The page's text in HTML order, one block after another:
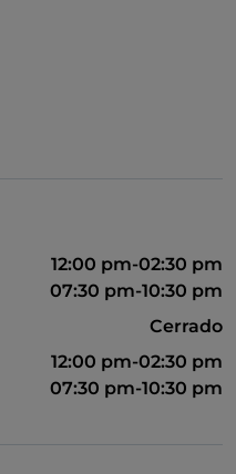
12:00 pm-02:30 pm
07:30 pm-10:30 pm
Cerrado
12:00 pm-02:30 pm
07:30 pm-10:30 pm